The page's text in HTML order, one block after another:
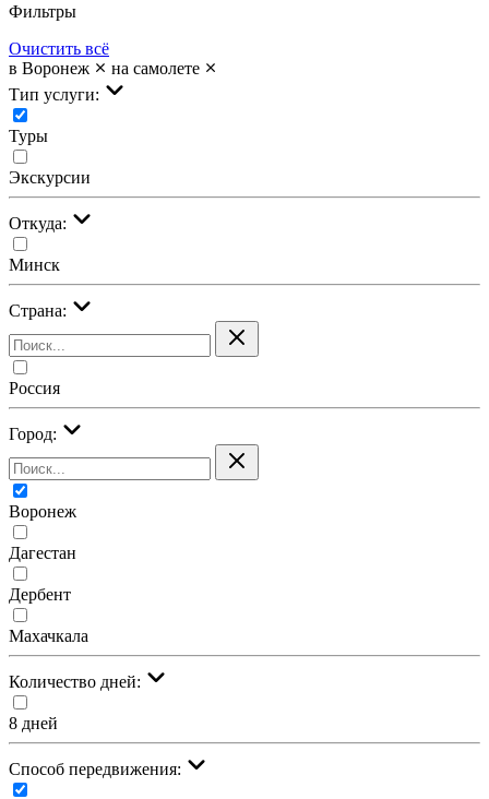
Фильтры
Очистить всё
в Воронеж
на самолете
Тип услуги:
Туры
Экскурсии
Откуда:
Минск
Страна:
Россия
Город:
Воронеж
Дагестан
Дербент
Махачкала
Количество дней:
8 дней
Cпособ передвижения: